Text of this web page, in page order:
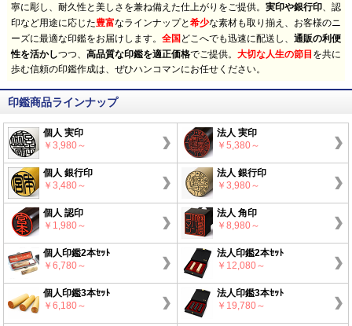
寧に彫し、耐久性と美しさを兼ね備えた仕上がりをご提供。 実印や銀行印、認
印など用途に応じた豊富なラインナップと希少な素材も取り揃え、お客様のニ
ーズに最適な印鑑をお届けします。 全国 どこへでも迅速に配送し、 通販の利便
性を活かしつつ、 高品質な印鑑を適正価格でご提供。 大切な人生の節目 を共に
歩む信頼の印鑑作成は、ぜひハンコマンにお任せください。
印鑑商品ラインナップ
個人 実印
￥3,980～
法人 実印
￥5,380～
個人 銀行印
￥3,480～
法人 銀行印
￥3,980～
個人 認印
￥1,980～
法人 角印
￥8,980～
個人印鑑2本ｾｯﾄ
￥6,780～
法人印鑑2本ｾｯﾄ
￥12,080～
個人印鑑3本ｾｯﾄ
￥6,180～
法人印鑑3本ｾｯﾄ
￥19,780～